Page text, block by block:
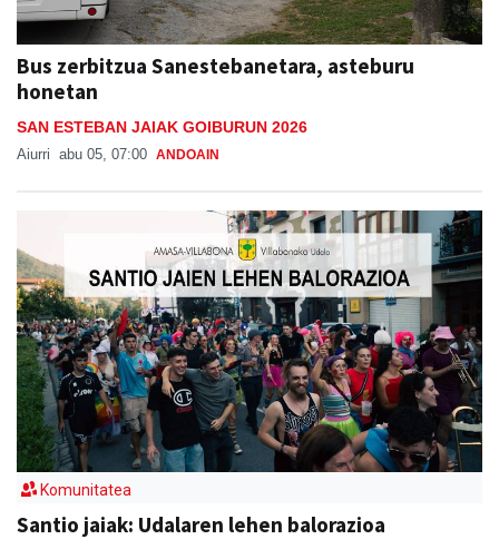
Bus zerbitzua Sanestebanetara, asteburu
honetan
SAN ESTEBAN JAIAK GOIBURUN 2026
Aiurri abu 05, 07:00 ANDOAIN
Komunitatea
Santio jaiak: Udalaren lehen balorazioa